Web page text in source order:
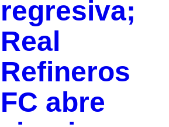
regresiva;
Real
Refineros
FC abre